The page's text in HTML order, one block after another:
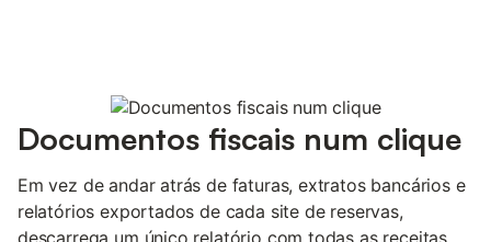
Documentos fiscais num clique
Em vez de andar atrás de faturas, extratos bancários e
relatórios exportados de cada site de reservas,
descarrega um único relatório com todas as receitas,